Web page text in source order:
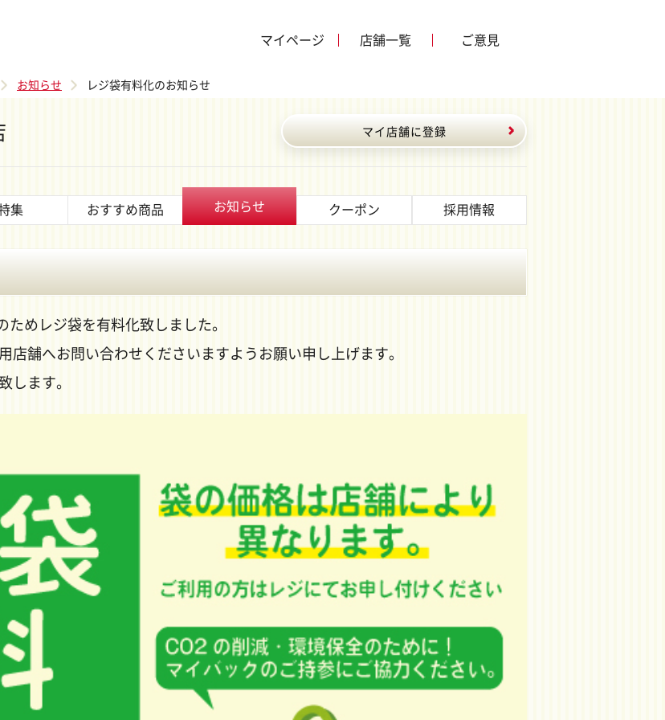
マイページ 店舗一覧 ご意見
お知らせ レジ袋有料化のお知らせ
マイ店舗に登録
集 おすすめ商品 お知らせ クーポン 採用情報
めレジ袋を有料化致しました。
舗へお問い合わせくださいますようお願い申し上げます。
します。